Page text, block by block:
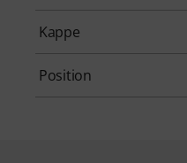
Kappe
Position